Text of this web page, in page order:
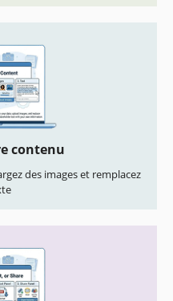
contenu
des images et remplacez